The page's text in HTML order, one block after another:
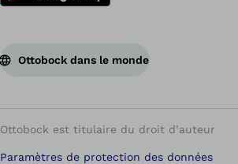
Ottobock dans le monde
Ottobock est titulaire du droit d’auteur
Paramètres de protection des données